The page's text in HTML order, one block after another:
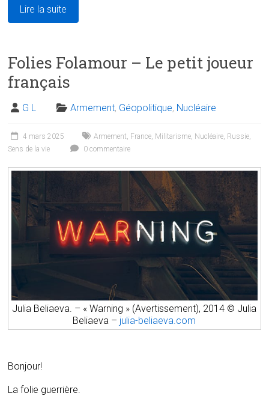
Lire la suite
Folies Folamour – Le petit joueur
français
G L Armement, Géopolitique, Nucléaire
4 mars 2025 Armement, France, Militarisme, Nucléaire, Russie,
Sens de la vie
0 commentaire
Julia Beliaeva. – « Warning » (Avertissement), 2014 © Julia
Beliaeva – julia-beliaeva.com
Bonjour!
La folie guerrière.